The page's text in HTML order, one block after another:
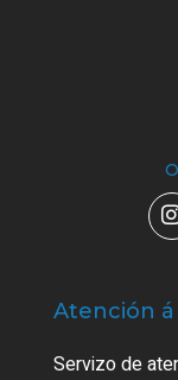
Atención
Servizo de